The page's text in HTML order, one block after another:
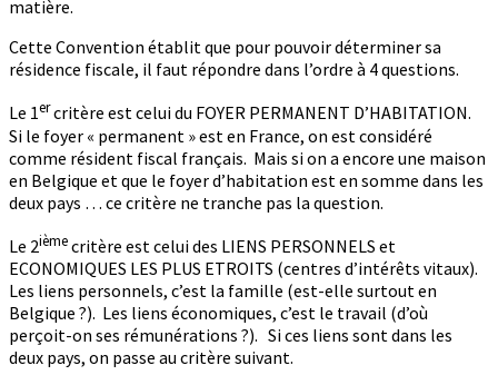
matière.
Cette Convention établit que pour pouvoir déterminer sa
résidence fiscale, il faut répondre dans l’ordre à 4 questions.
Le 1ercritère est celui du FOYER PERMANENT D’HABITATION.
Si le foyer « permanent » est en France, on est considéré
comme résident fiscal français. Mais si on a encore une maison
en Belgique et que le foyer d’habitation est en somme dans les
deux pays … ce critère ne tranche pas la question.
Le 2ièmecritère est celui des LIENS PERSONNELS et
ECONOMIQUES LES PLUS ETROITS (centres d’intérêts vitaux).
Les liens personnels, c’est la famille (est-elle surtout en
Belgique ?). Les liens économiques, c’est le travail (d’où
perçoit-on ses rémunérations ?). Si ces liens sont dans les
deux pays, on passe au critère suivant.